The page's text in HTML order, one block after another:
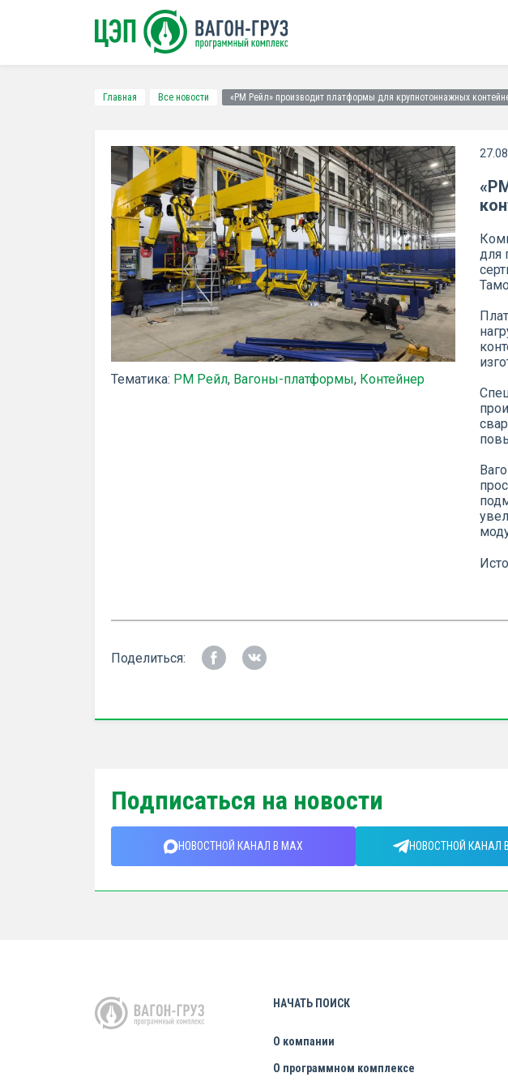
Главная Все новости «РМ Рейл» производит платформы для крупнотоннажных
Тематика: РМ Рейл, Вагоны-платформы, Контейнер
для
Поделиться:
Подписаться на новости
НОВОСТНОЙ КАНАЛ В MAX НОВОСТНОЙ КАНАЛ
НАЧАТЬ ПОИСК
О компании
О программном комплексе